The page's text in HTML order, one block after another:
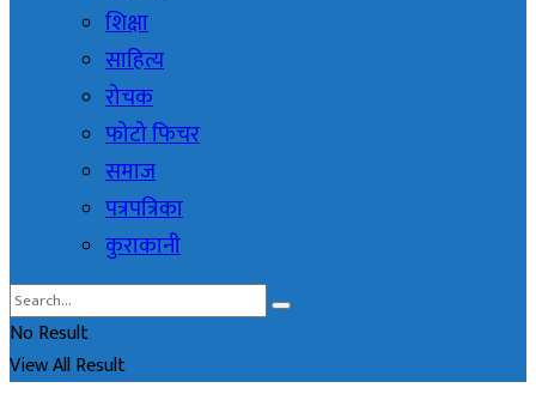
शिक्षा
साहित्य
रोचक
फोटो फिचर
समाज
पत्रपत्रिका
कुराकानी
No Result
View All Result